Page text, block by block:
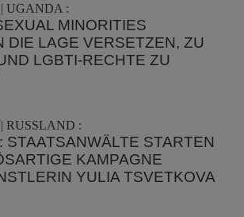
UGANDA :
MINORITIES
DIE LAGE VERSETZEN, ZU
LGBTI-RECHTE ZU
RUSSLAND :
STAATSANWÄLTE STARTEN
KAMPAGNE
YULIA TSVETKOVA